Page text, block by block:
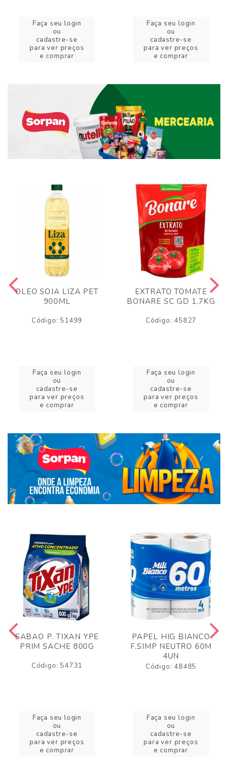
Faça seu login
ou
cadastre-se
para ver preços
e comprar
Faça seu login
ou
cadastre-se
para ver preços
e comprar
OLEO SOJA LIZA PET
900ML
Código: 51499
Faça seu login
ou
cadastre-se
para ver preços
e comprar
EXTRATO TOMATE
BONARE SC GD 1,7KG
Código: 45827
Faça seu login
ou
cadastre-se
para ver preços
e comprar
SABAO P. TIXAN YPE
PRIM SACHE 800G
Código: 54731
Faça seu login
ou
cadastre-se
para ver preços
e comprar
PAPEL HIG BIANCO
F.SIMP NEUTRO 60M
4UN
Código: 48485
Faça seu login
ou
cadastre-se
para ver preços
e comprar